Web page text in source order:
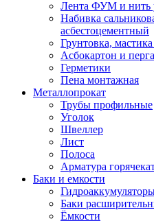
Лента ФУМ и нить
Набивка
асбестоцементный
Грунтовка,
Асбокартон и
Герметики
Пена монтажная
Металлопрокат
Трубы профильные
Уголок
Швеллер
Лист
Полоса
Арматура
Баки и емкости
Баки
Ёмкости